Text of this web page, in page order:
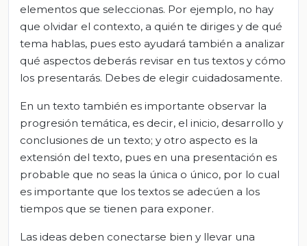
elementos que seleccionas. Por ejemplo, no hay
que olvidar el contexto, a quién te diriges y de qué
tema hablas, pues esto ayudará también a analizar
qué aspectos deberás revisar en tus textos y cómo
los presentarás. Debes de elegir cuidadosamente.
En un texto también es importante observar la
progresión temática, es decir, el inicio, desarrollo y
conclusiones de un texto; y otro aspecto es la
extensión del texto, pues en una presentación es
probable que no seas la única o único, por lo cual
es importante que los textos se adecúen a los
tiempos que se tienen para exponer.
Las ideas deben conectarse bien y llevar una